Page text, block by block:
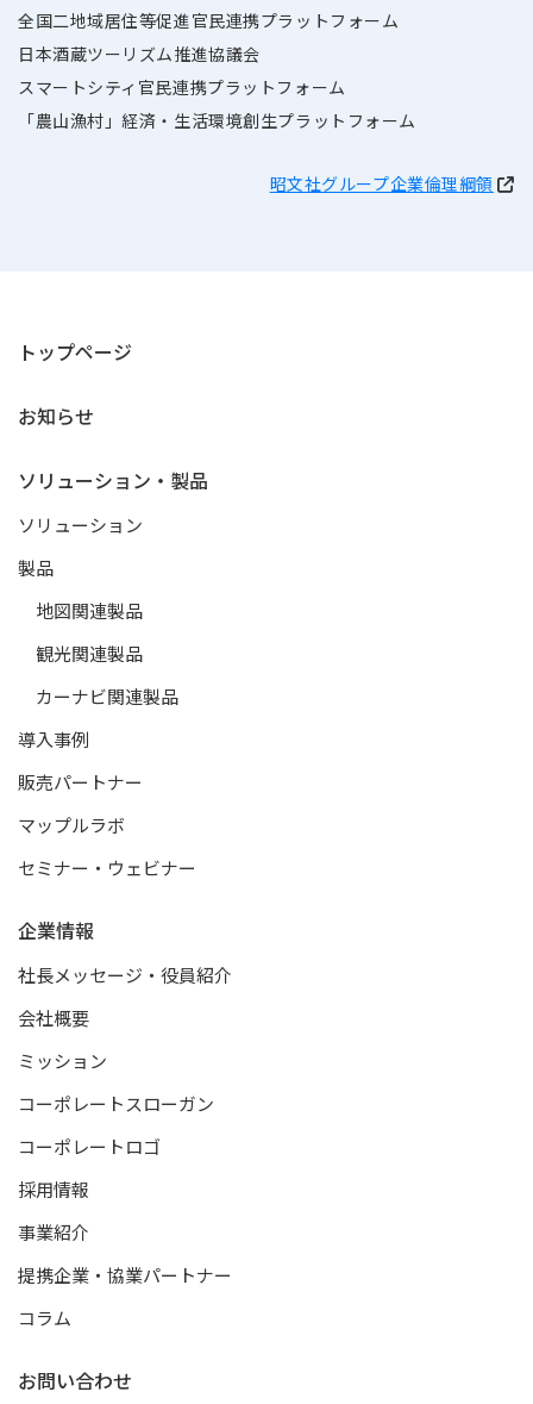
全国二地域居住等促進官民連携プラットフォーム
日本酒蔵ツーリズム推進協議会
スマートシティ官民連携プラットフォーム
「農山漁村」経済・生活環境創生プラットフォーム
昭文社グループ企業倫理綱領
トップページ
お知らせ
ソリューション・製品
ソリューション
製品
地図関連製品
観光関連製品
カーナビ関連製品
導入事例
販売パートナー
マップルラボ
セミナー・ウェビナー
企業情報
社長メッセージ・役員紹介
会社概要
ミッション
コーポレートスローガン
コーポレートロゴ
採用情報
事業紹介
提携企業・協業パートナー
コラム
お問い合わせ